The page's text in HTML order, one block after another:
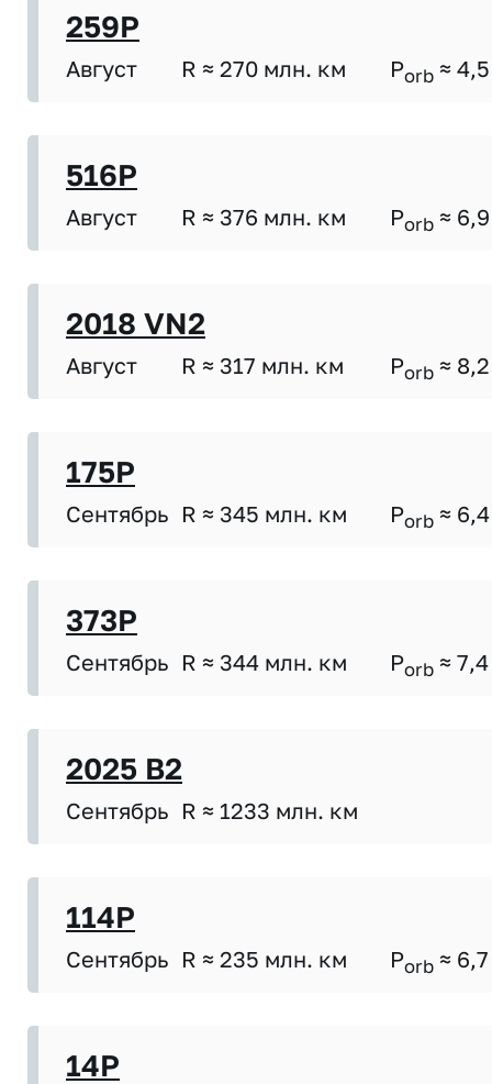
259P
Август R ≈ 270 млн. км Porb ≈ 4,5
516P
Август R ≈ 376 млн. км Porb ≈ 6,9
2018 VN2
Август R ≈ 317 млн. км Porb ≈ 8,2
175P
Сентябрь R ≈ 345 млн. км Porb ≈ 6,4
373P
Сентябрь R ≈ 344 млн. км Porb ≈ 7,4
2025 B2
Сентябрь R ≈ 1233 млн. км
114P
Сентябрь R ≈ 235 млн. км Porb ≈ 6,7
14P